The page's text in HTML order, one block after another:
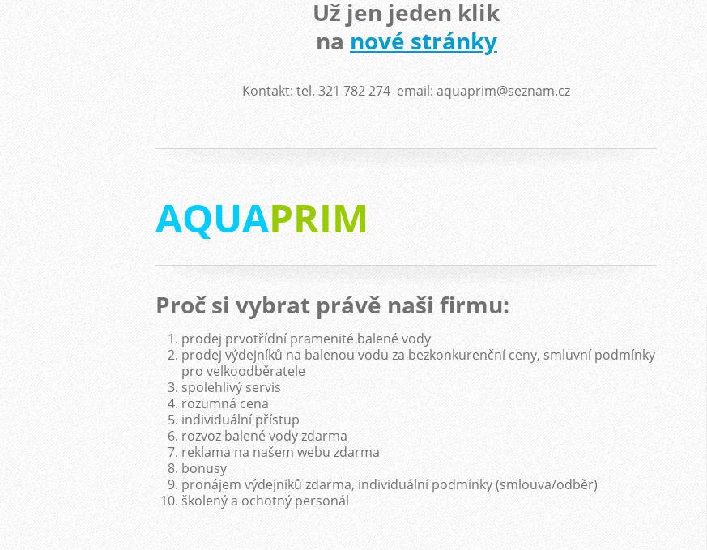
Už jen jeden klik
na nové stránky
Kontakt: tel. 321 782 274 email: aquaprim@seznam.cz
AQUAPRIM
Proč si vybrat právě naši firmu:
prodej prvotřídní pramenité balené vody
prodej výdejníků na balenou vodu za bezkonkurenční ceny, smluvní podmínky
pro velkoodběratele
spolehlivý servis
rozumná cena
individuální přístup
rozvoz balené vody zdarma
reklama na našem webu zdarma
bonusy
pronájem výdejníků zdarma, individuální podmínky (smlouva/odběr)
školený a ochotný personál